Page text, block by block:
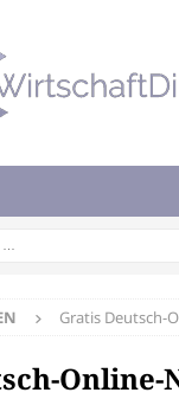
Gratis Deutsch-
Online-